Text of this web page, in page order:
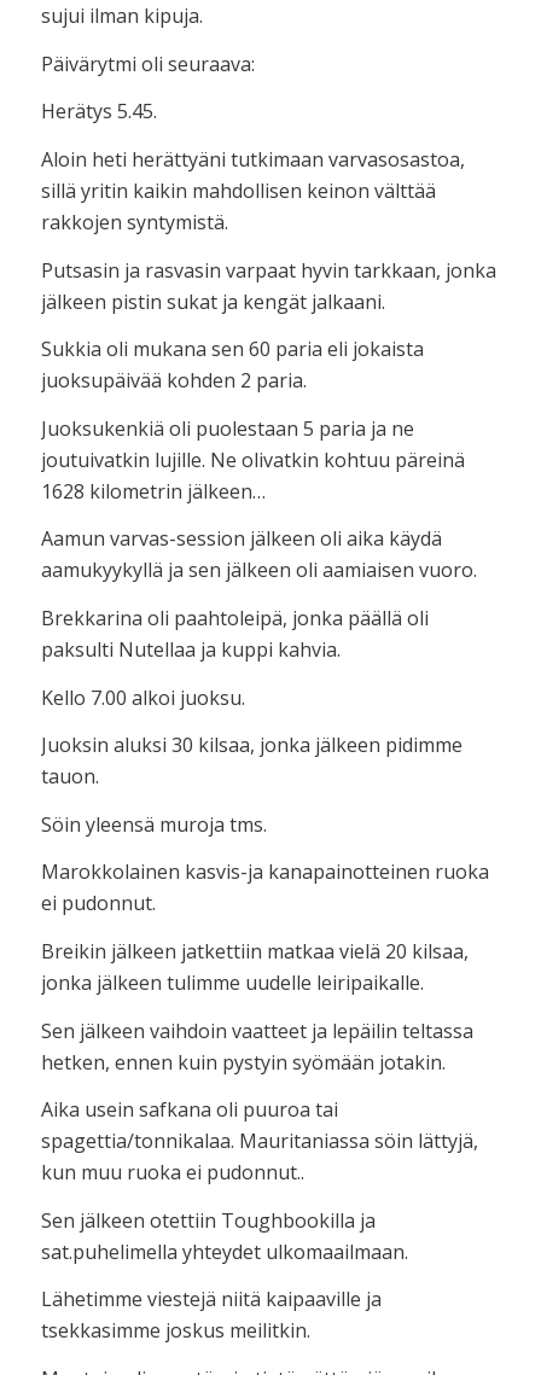
sujui ilman kipuja.
Päivärytmi oli seuraava:
Herätys 5.45.
Aloin heti herättyäni tutkimaan varvasosastoa,
sillä yritin kaikin mahdollisen keinon välttää
rakkojen syntymistä.
Putsasin ja rasvasin varpaat hyvin tarkkaan, jonka
jälkeen pistin sukat ja kengät jalkaani.
Sukkia oli mukana sen 60 paria eli jokaista
juoksupäivää kohden 2 paria.
Juoksukenkiä oli puolestaan 5 paria ja ne
joutuivatkin lujille. Ne olivatkin kohtuu päreinä
1628 kilometrin jälkeen…
Aamun varvas-session jälkeen oli aika käydä
aamukyykyllä ja sen jälkeen oli aamiaisen vuoro.
Brekkarina oli paahtoleipä, jonka päällä oli
paksulti Nutellaa ja kuppi kahvia.
Kello 7.00 alkoi juoksu.
Juoksin aluksi 30 kilsaa, jonka jälkeen pidimme
tauon.
Söin yleensä muroja tms.
Marokkolainen kasvis-ja kanapainotteinen ruoka
ei pudonnut.
Breikin jälkeen jatkettiin matkaa vielä 20 kilsaa,
jonka jälkeen tulimme uudelle leiripaikalle.
Sen jälkeen vaihdoin vaatteet ja lepäilin teltassa
hetken, ennen kuin pystyin syömään jotakin.
Aika usein safkana oli puuroa tai
spagettia/tonnikalaa. Mauritaniassa söin lättyjä,
kun muu ruoka ei pudonnut..
Sen jälkeen otettiin Toughbookilla ja
sat.puhelimella yhteydet ulkomaailmaan.
Lähetimme viestejä niitä kaipaaville ja
tsekkasimme joskus meilitkin.